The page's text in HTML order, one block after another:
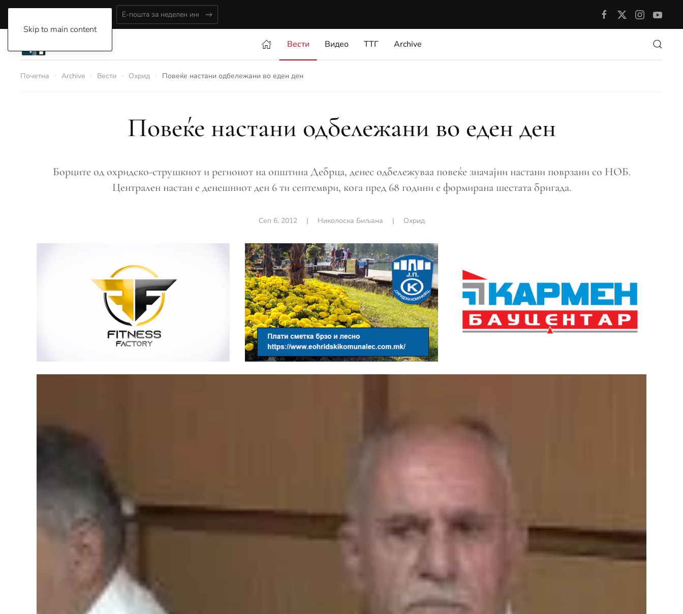
Skip to main content
Вести Видео ТТГ Archive
Почетна Archive Вести Охрид Повеќе настани одбележани во еден ден
Повеќе настани одбележани во еден ден
Борците од охридско-струшкиот и регионот на општина Дебрца, денес одбележуваа повеќе значајни настани поврзани со НОБ.
Централен настан е денешниот ден 6 ти септември, кога пред 68 години е формирана шестата бригада.
Сеп 6, 2012| Николоска Биљана | Охрид